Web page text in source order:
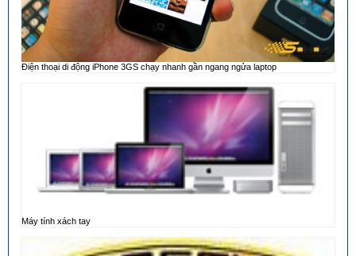
Điện thoại di động iPhone 3GS chạy nhanh gần ngang ngửa laptop
Máy tính xách tay